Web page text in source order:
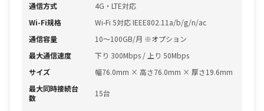
通信方式
4G・LTE対応
Wi-Fi規格
Wi-Fi 5対応 IEEE802.11a/b/g/n/ac
通信容量
10〜100GB/月 ※オプション
最大通信速度
下り 300Mbps / 上り 50Mbps
サイズ
幅76.0mm × 高さ76.0mm × 厚さ19.6mm
最大同時接続台
数
15台